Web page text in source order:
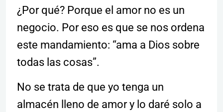
¿Por qué? Porque el amor no es un
negocio. Por eso es que se nos ordena
este mandamiento: “ama a Dios sobre
todas las cosas”.
No se trata de que yo tenga un
almacén lleno de amor y lo daré solo a